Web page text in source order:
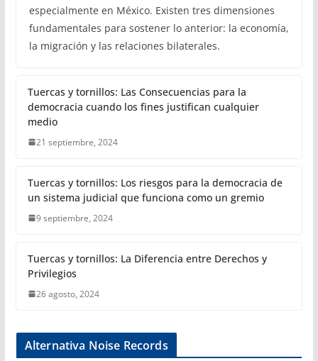
especialmente en México. Existen tres dimensiones
fundamentales para sostener lo anterior: la economía,
la migración y las relaciones bilaterales.
Tuercas y tornillos: Las Consecuencias para la
democracia cuando los fines justifican cualquier
medio
21 septiembre, 2024
Tuercas y tornillos: Los riesgos para la democracia de
un sistema judicial que funciona como un gremio
9 septiembre, 2024
Tuercas y tornillos: La Diferencia entre Derechos y
Privilegios
26 agosto, 2024
Alternativa Noise Records